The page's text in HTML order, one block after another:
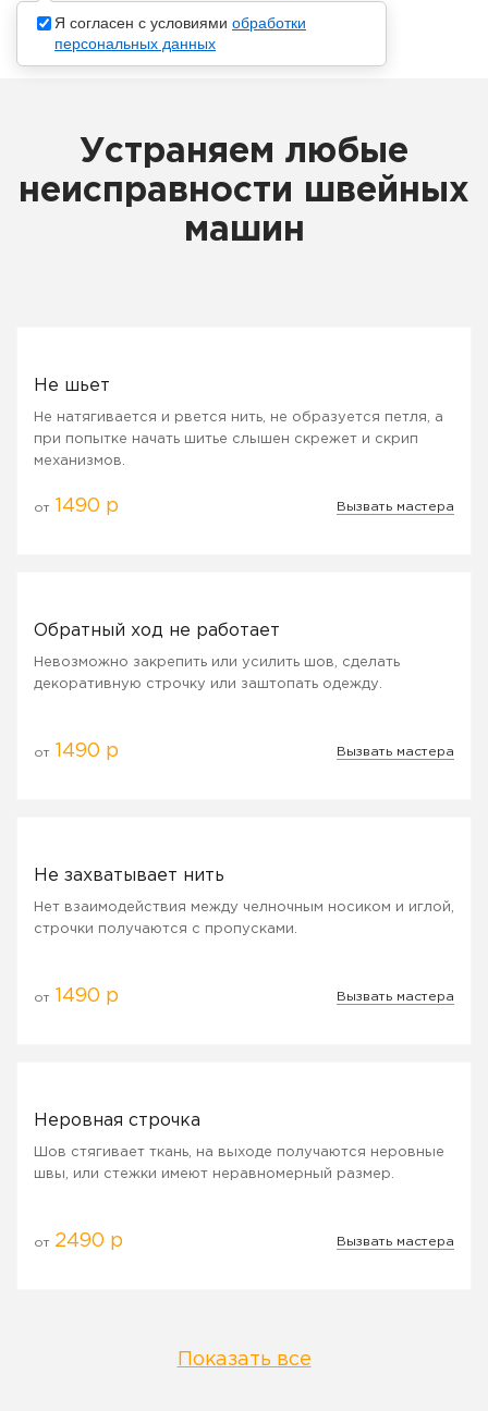
Устраняем любые
неисправности швейных
машин
Не шьет
Не натягивается и рвется нить, не образуется петля, а
при попытке начать шитье слышен скрежет и скрип
механизмов.
от 1490 р Вызвать мастера
Обратный ход не работает
Невозможно закрепить или усилить шов, сделать
декоративную строчку или заштопать одежду.
от 1490 р Вызвать мастера
Не захватывает нить
Нет взаимодействия между челночным носиком и иглой,
строчки получаются с пропусками.
от 1490 р Вызвать мастера
Неровная строчка
Шов стягивает ткань, на выходе получаются неровные
швы, или стежки имеют неравномерный размер.
от 2490 р Вызвать мастера
Показать все
Я согласен с условиями обработки
персональных данных